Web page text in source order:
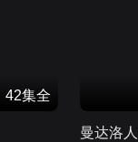
42集全